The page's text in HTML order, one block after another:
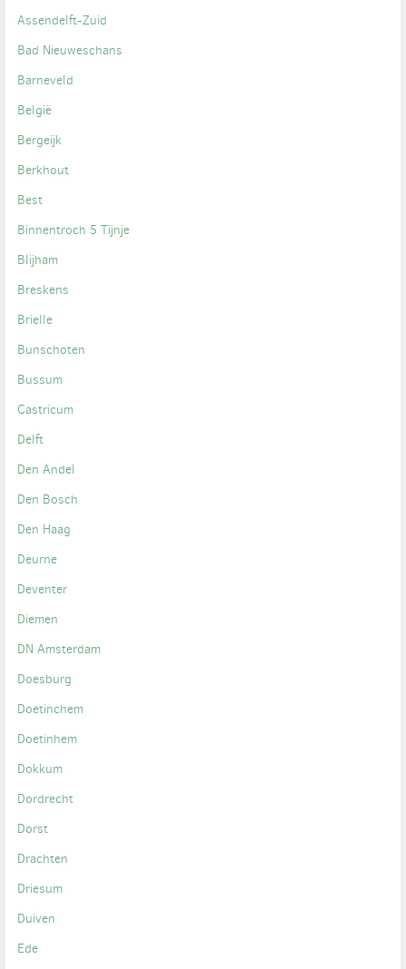
Assendelft-Zuid
Bad Nieuweschans
Barneveld
België
Bergeijk
Berkhout
Best
Binnentroch 5 Tijnje
Blijham
Breskens
Brielle
Bunschoten
Bussum
Castricum
Delft
Den Andel
Den Bosch
Den Haag
Deurne
Deventer
Diemen
DN Amsterdam
Doesburg
Doetinchem
Doetinhem
Dokkum
Dordrecht
Dorst
Drachten
Driesum
Duiven
Ede